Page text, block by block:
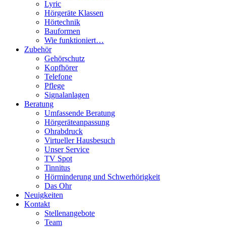
Lyric
Hörgeräte Klassen
Hörtechnik
Bauformen
Wie funktioniert…
Zubehör
Gehörschutz
Kopfhörer
Telefone
Pflege
Signalanlagen
Beratung
Umfassende Beratung
Hörgeräteanpassung
Ohrabdruck
Virtueller Hausbesuch
Unser Service
TV Spot
Tinnitus
Hörminderung und Schwerhörigkeit
Das Ohr
Neuigkeiten
Kontakt
Stellenangebote
Team